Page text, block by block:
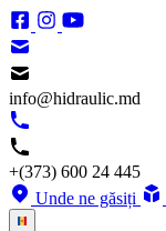
info@hidraulic.md
+(373) 600 24 445
Unde ne găsiți